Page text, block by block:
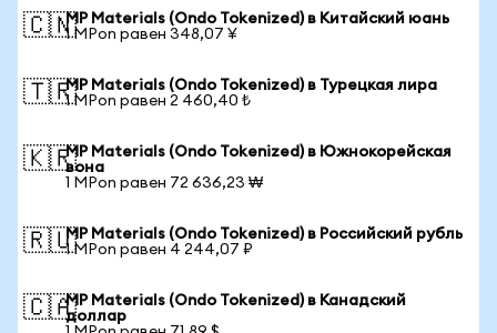
🇨🇳MP Materials (Ondo Tokenized) в Китайский юань
1 MPon равен 348,07 ¥
🇹🇷MP Materials (Ondo Tokenized) в Турецкая лира
1 MPon равен 2 460,40 ₺
🇰🇷MP Materials (Ondo Tokenized) в Южнокорейская
вона
1 MPon равен 72 636,23 ₩
🇷🇺MP Materials (Ondo Tokenized) в Российский рубль
1 MPon равен 4 244,07 ₽
🇨🇦MP Materials (Ondo Tokenized) в Канадский
доллар